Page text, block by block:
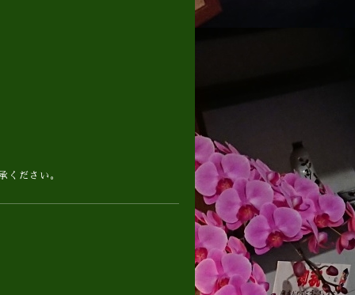
ください。